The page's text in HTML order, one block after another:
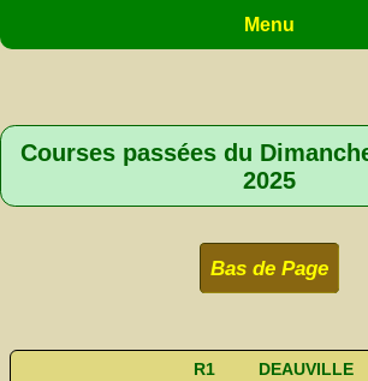
Menu
Courses passées du
2025
Bas de Page
R1 DEAUVILLE